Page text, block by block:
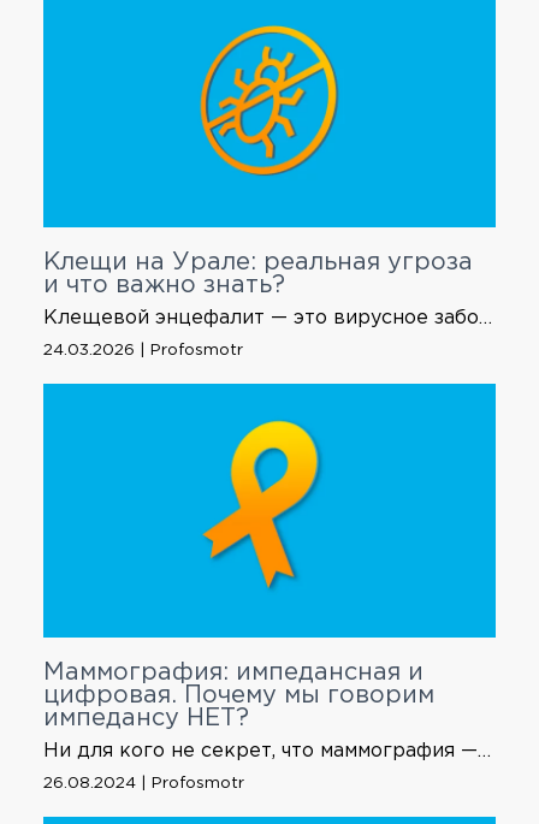
Клещи на Урале: реальная угроза
и что важно знать?
Клещевой энцефалит — это вирусное заболевание, которое передаётся через укусы клещей, и поражает центральную и периферическую нервную систему человека. Сегодня энцефалитные клещи могут встретиться не только в лесной зоне, но и в городе, парках и скверах. Привиться следует также владельцам собак, которым весной и летом приходится выгуливать своих питомцев в зеленой городской зоне каждый день, […]
24.03.2026 | Profosmotr
Маммография: импедансная и
цифровая. Почему мы говорим
импедансу НЕТ?
Ни для кого не секрет, что маммография — это ведущий метод диагностики заболеваний молочной железы для женщин старше 39 лет. Приведем несколько аргументов в подтверждение этого: • Высокая чувствительность: маммография способна обнаруживать даже самые маленькие изменения в структуре молочной железы, которые невозможно определить при ультразвуковом исследовании, что делает ее незаменимым методом для раннего выявления рака […]
26.08.2024 | Profosmotr